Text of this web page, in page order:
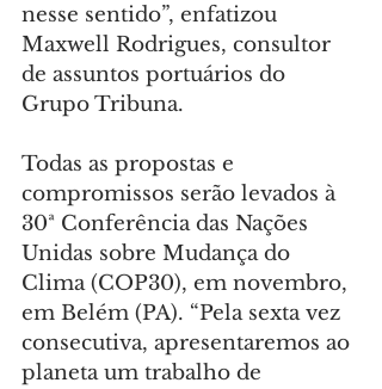
nesse sentido”, enfatizou
Maxwell Rodrigues, consultor
de assuntos portuários do
Grupo Tribuna.
Todas as propostas e
compromissos serão levados à
30ª Conferência das Nações
Unidas sobre Mudança do
Clima (COP30), em novembro,
em Belém (PA). “Pela sexta vez
consecutiva, apresentaremos ao
planeta um trabalho de